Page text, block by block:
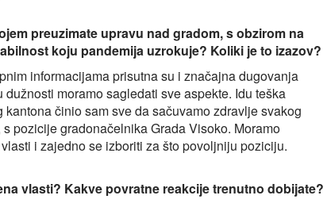
preuzimate upravu nad gradom, s obzirom na
koju pandemija uzrokuje? Koliki je to izazov?
informacijama prisutna su i značajna dugovanja
moramo sagledati sve aspekte. Idu teška
činio sam sve da sačuvamo zdravlje svakog
pozicije gradonačelnika Grada Visoko. Moramo
i zajedno se izboriti za što povoljniju poziciju.
vlasti? Kakve povratne reakcije trenutno dobijate?